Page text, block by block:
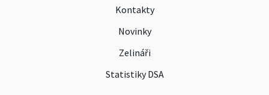
Kontakty
Novinky
Zelináři
Statistiky DSA